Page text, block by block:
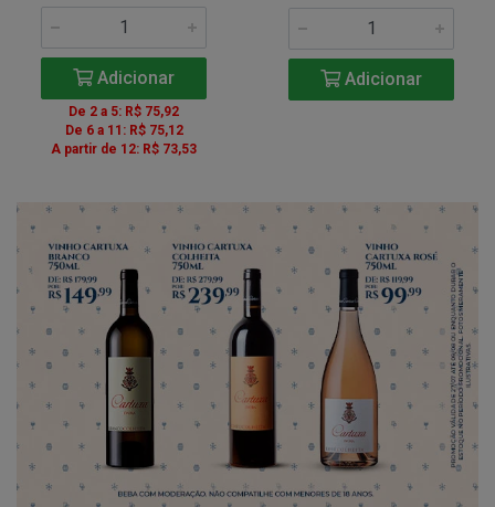
Adicionar
De 2 a 5: R$ 75,92
De 6 a 11: R$ 75,12
A partir de 12: R$ 73,53
Adicionar